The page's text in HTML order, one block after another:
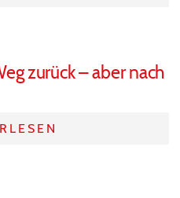
zurück – aber nach